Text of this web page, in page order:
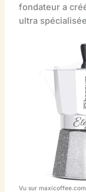
fondateur a
ultra
Vu sur maxicoffee.com